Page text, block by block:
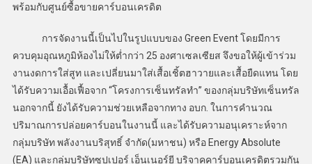
พร้อมกับศูนย์ซื้อขายคาร์บอนเครดิต
การจัดงานนี้เป็นไปในรูปแบบของ Green Event โดยมีการ
ควบคุมอุณหภูมิห้องไม่ให้ต่ำกว่า 25 องศาเซลเซียส จึงขอให้ผู้เข้าร่วม
งานงดการใส่สูท และเปลี่ยนมาใส่เสื้อเชิ้ตฮาวายและเสื้อยืดแทน โดย
ได้รับความเอื้อเฟื้อจาก “โครงการเซ็นทรัลทำ” ของกลุ่มบริษัทเซ็นทรัล
นอกจากนี้ ยังได้รับความช่วยเหลือจากทาง อบก. ในการคำนวณ
ปริมาณการปล่อยคาร์บอนในงานนี้ และได้รับความอนุเคราะห์จาก
กลุ่มบริษัท พลังงานบริสุทธิ์ จำกัด(มหาชน) หรือ Energy Absolute
(EA) และกลุ่มบริษัทซุปเปอร์ เอ็นเนอร์ยี บริจาคคาร์บอนเครดิตรวมกัน